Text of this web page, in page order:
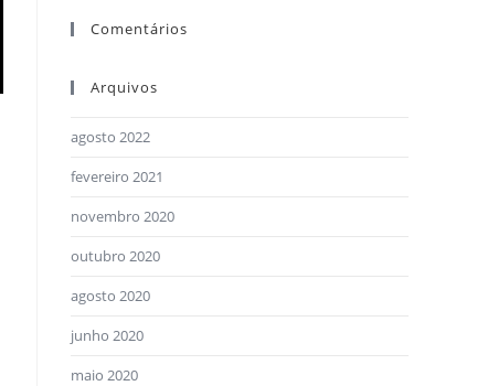
Comentários
Arquivos
agosto 2022
fevereiro 2021
novembro 2020
outubro 2020
agosto 2020
junho 2020
maio 2020